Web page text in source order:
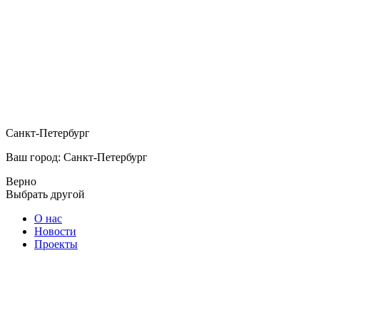
Санкт-Петербург
Ваш город: Санкт-Петербург
Верно
Выбрать другой
О нас
Новости
Проекты